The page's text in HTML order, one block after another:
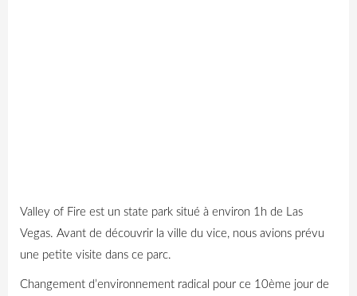
Valley of Fire est un state park situé à environ 1h de Las
Vegas. Avant de découvrir la ville du vice, nous avions prévu
une petite visite dans ce parc.
Changement d’environnement radical pour ce 10ème jour de